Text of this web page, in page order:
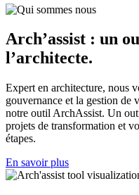
Arch’assist : un
l’architecte.
Expert en architecture, nous
gouvernance et la gestion de
notre outil ArchAssist. Un
projets de transformation et
étapes.
En savoir plus